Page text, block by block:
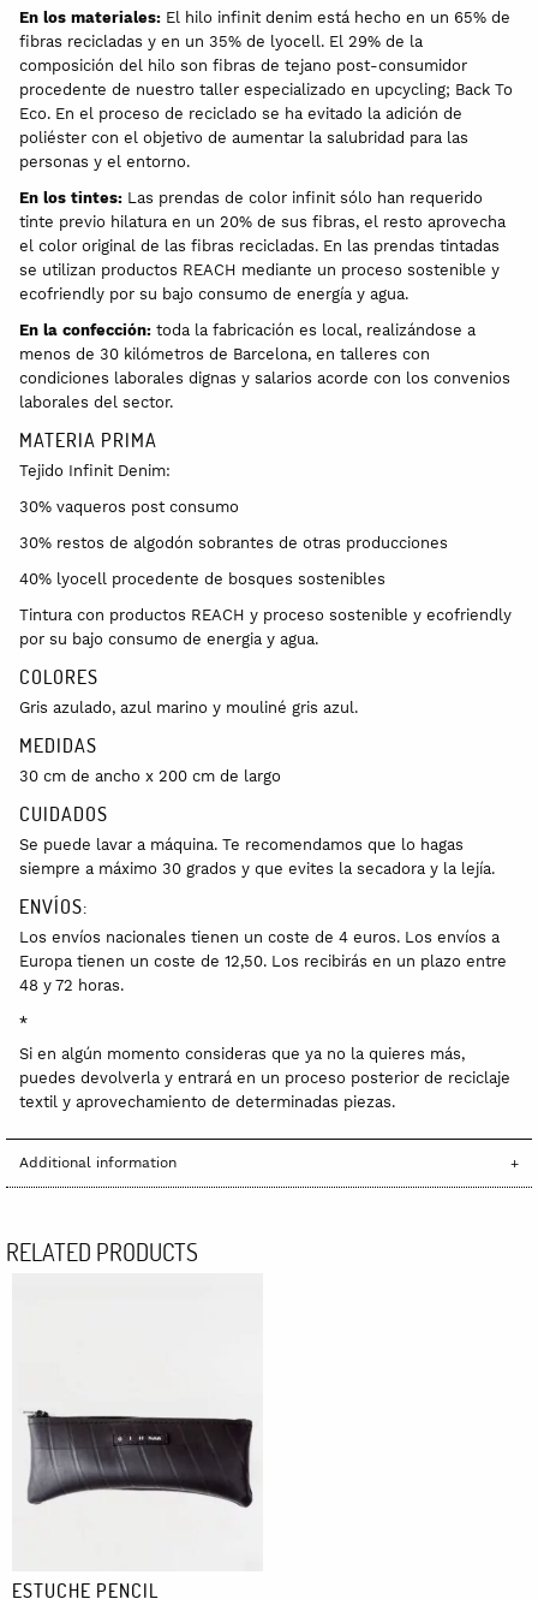
En los materiales: El hilo infinit denim está hecho en un 65% de
fibras recicladas y en un 35% de lyocell. El 29% de la
composición del hilo son fibras de tejano post-consumidor
procedente de nuestro taller especializado en upcycling; Back To
Eco. En el proceso de reciclado se ha evitado la adición de
poliéster con el objetivo de aumentar la salubridad para las
personas y el entorno.
En los tintes: Las prendas de color infinit sólo han requerido
tinte previo hilatura en un 20% de sus fibras, el resto aprovecha
el color original de las fibras recicladas. En las prendas tintadas
se utilizan productos REACH mediante un proceso sostenible y
ecofriendly por su bajo consumo de energía y agua.
En la confección: toda la fabricación es local, realizándose a
menos de 30 kilómetros de Barcelona, en talleres con
condiciones laborales dignas y salarios acorde con los convenios
laborales del sector.
MATERIA PRIMA
Tejido Infinit Denim:
30% vaqueros post consumo
30% restos de algodón sobrantes de otras producciones
40% lyocell procedente de bosques sostenibles
Tintura con productos REACH y proceso sostenible y ecofriendly
por su bajo consumo de energia y agua.
COLORES
Gris azulado, azul marino y mouliné gris azul.
MEDIDAS
30 cm de ancho x 200 cm de largo
CUIDADOS
Se puede lavar a máquina. Te recomendamos que lo hagas
siempre a máximo 30 grados y que evites la secadora y la lejía.
ENVÍOS:
Los envíos nacionales tienen un coste de 4 euros. Los envíos a
Europa tienen un coste de 12,50. Los recibirás en un plazo entre
48 y 72 horas.
*
Si en algún momento consideras que ya no la quieres más,
puedes devolverla y entrará en un proceso posterior de reciclaje
textil y aprovechamiento de determinadas piezas.
Additional information
RELATED PRODUCTS
ESTUCHE PENCIL